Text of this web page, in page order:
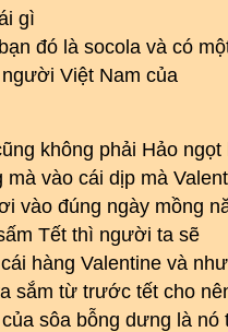
gì
đó là socola và có
Việt Nam của
không phải Hảo ngọt
mà vào cái dịp mà
vào đúng ngày mồng
Tết thì người ta sẽ
hàng Valentine và
sắm từ trước tết cho
sôa bỗng dưng là nó